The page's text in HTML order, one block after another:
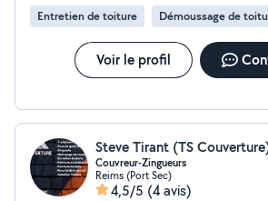
Entretien de toiture Démoussage de
Voir le profil
Steve Tirant (TS
Couvreur-Zingueurs
Reims (Port Sec)
4,5/5 (4 avis)